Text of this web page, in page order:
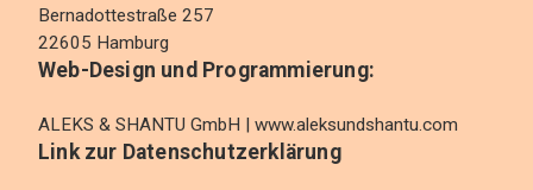
Bernadottestraße 257
22605 Hamburg
Web-Design und Programmierung:
ALEKS & SHANTU GmbH | www.aleksundshantu.com
Link zur Datenschutzerklärung